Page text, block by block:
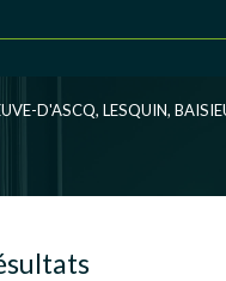
neuf
D'ASCQ, LESQUIN,